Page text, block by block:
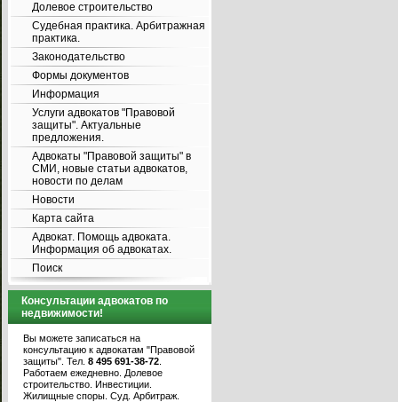
Долевое строительство
Судебная практика. Арбитражная
практика.
Законодательство
Формы документов
Информация
Услуги адвокатов "Правовой
защиты". Актуальные
предложения.
Адвокаты "Правовой защиты" в
СМИ, новые статьи адвокатов,
новости по делам
Новости
Карта сайта
Адвокат. Помощь адвоката.
Информация об адвокатах.
Поиск
Консультации адвокатов по
недвижимости!
Вы можете записаться на
консультацию к адвокатам "Правовой
защиты". Тел. 8 495 691-38-72
Работаем ежедневно. Долевое
строительство. Инвестиции.
Жилищные споры. Суд. Арбитраж.